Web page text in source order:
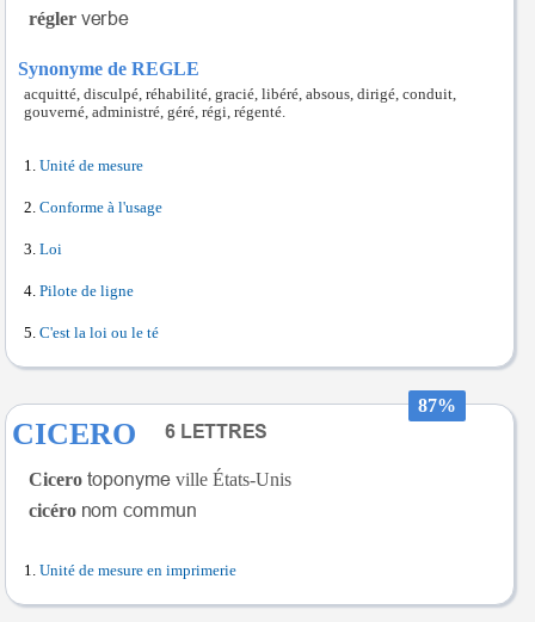
régler
Synonyme de REGLE
acquitté, disculpé, réhabilité, gracié, libéré, absous, dirigé, conduit,
gouverné, administré, géré, régi, régenté.
Unité de mesure
Conforme à l'usage
Loi
Pilote de ligne
C'est la loi ou le té
87%
CICERO
Cicero
ville États-Unis
cicéro
Unité de mesure en imprimerie